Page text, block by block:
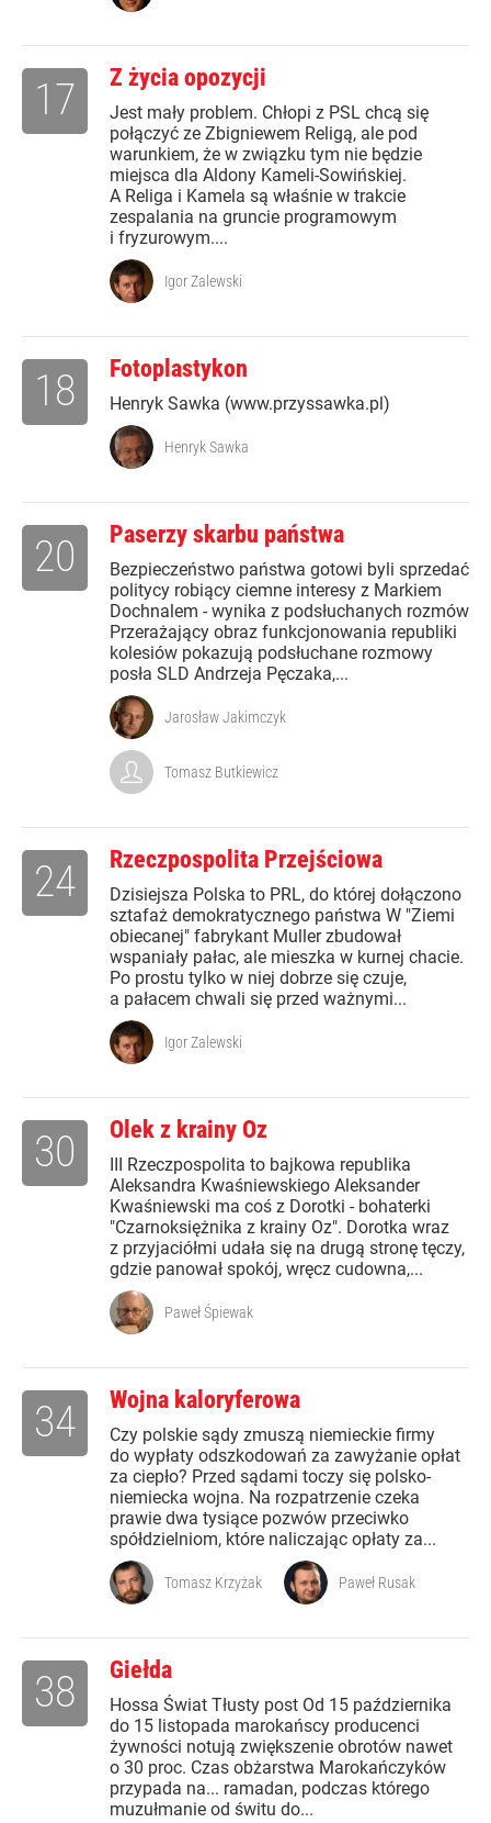
Z życia opozycji
Jest mały problem. Chłopi z PSL chcą się
połączyć ze Zbigniewem Religą, ale pod
warunkiem, że w związku tym nie będzie
miejsca dla Aldony Kameli-Sowińskiej.
A Religa i Kamela są właśnie w trakcie
zespalania na gruncie programowym
i fryzurowym....
17
Igor Zalewski
Fotoplastykon
Henryk Sawka (www.przyssawka.pl)
18
Henryk Sawka
Paserzy skarbu państwa
Bezpieczeństwo państwa gotowi byli sprzedać
politycy robiący ciemne interesy z Markiem
Dochnalem - wynika z podsłuchanych rozmów
Przerażający obraz funkcjonowania republiki
kolesiów pokazują podsłuchane rozmowy
posła SLD Andrzeja Pęczaka,...
20
Jarosław Jakimczyk
Tomasz Butkiewicz
Rzeczpospolita Przejściowa
Dzisiejsza Polska to PRL, do której dołączono
sztafaż demokratycznego państwa W "Ziemi
obiecanej" fabrykant Muller zbudował
wspaniały pałac, ale mieszka w kurnej chacie.
Po prostu tylko w niej dobrze się czuje,
a pałacem chwali się przed ważnymi...
24
Igor Zalewski
Olek z krainy Oz
III Rzeczpospolita to bajkowa republika
Aleksandra Kwaśniewskiego Aleksander
Kwaśniewski ma coś z Dorotki - bohaterki
"Czarnoksiężnika z krainy Oz". Dorotka wraz
z przyjaciółmi udała się na drugą stronę tęczy,
gdzie panował spokój, wręcz cudowna,...
30
Paweł Śpiewak
Wojna kaloryferowa
Czy polskie sądy zmuszą niemieckie firmy
do wypłaty odszkodowań za zawyżanie opłat
za ciepło? Przed sądami toczy się polsko-
niemiecka wojna. Na rozpatrzenie czeka
prawie dwa tysiące pozwów przeciwko
spółdzielniom, które naliczając opłaty za...
34
Tomasz Krzyżak Paweł Rusak
Giełda
Hossa Świat Tłusty post Od 15 października
do 15 listopada marokańscy producenci
żywności notują zwiększenie obrotów nawet
o 30 proc. Czas obżarstwa Marokańczyków
przypada na... ramadan, podczas którego
muzułmanie od świtu do...
38